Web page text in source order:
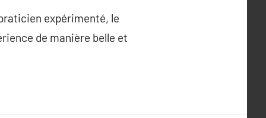
expérimenté, le
de manière belle et